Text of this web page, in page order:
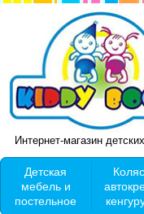
Интернет-магазин
Детская
мебель и
постельное